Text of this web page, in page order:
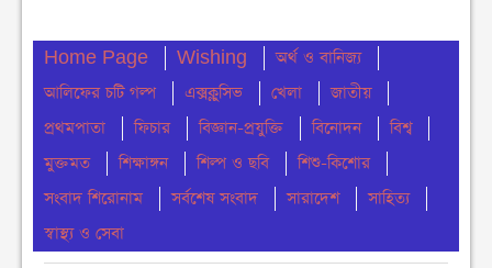
ঢাকা কলেজে ছাত্রদল-শিবিরের সংঘর্ষ
মঙ্গলবার ● ৪ আগস্ট ২০২৬
নোয়াখালীতে সি এন জি পাম্প গুলোতে গ্যাস সংকট
মঙ্গলবার ● ৪ আগস্ট ২০২৬
চার মাস ধরে ইউএনও নেই মধ্যনগরে, ভোগান্তিতে
সেবাপ্রত্যাশীরা
মঙ্গলবার ● ৪ আগস্ট ২০২৬
Home Page Wishing
অর্থ ও বানিজ্য
আলিফের চটি গল্প
এক্সক্লুসিভ খেলা
জাতীয়
প্রথমপাতা
ফিচার বিজ্ঞান-প্রযুক্তি বিনোদন
বিশ্ব
মুক্তমত
শিক্ষাঙ্গন শিল্প ও ছবি
শিশু-কিশোর
সংবাদ শিরোনাম
সর্বশেষ সংবাদ সারাদেশ
সাহিত্য
স্বাস্থ্য ও সেবা